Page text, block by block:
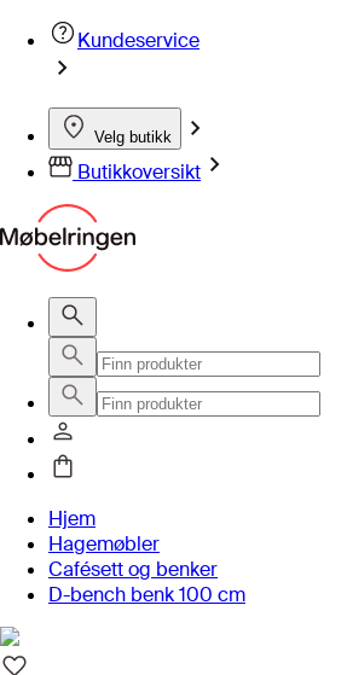
Kundeservice
Velg butikk
Butikkoversikt
Hjem
Hagemøbler
Cafésett og benker
D-bench benk 100 cm